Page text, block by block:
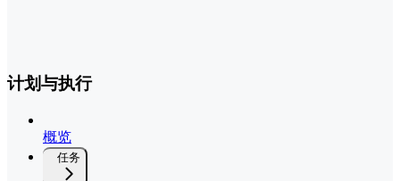
计划与执行
概览
任务